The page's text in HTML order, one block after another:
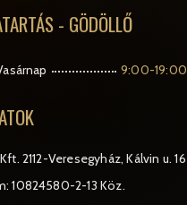
- GÖDÖLLŐ
9:00-19:00
2112-Veresegyház, Kálvin u. 16
10824580-2-13 Köz.